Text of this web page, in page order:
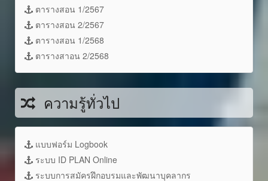
ตารางสอน 1/2567
ตารางสอน 2/2567
ตารางสอน 1/2568
ตารางสาอน 2/2568
ความรู้ทั่วไป
แบบฟอร์ม Logbook
ระบบ ID PLAN Online
ระบบการสมัครฝึกอบรมและพัฒนาบุคลากร